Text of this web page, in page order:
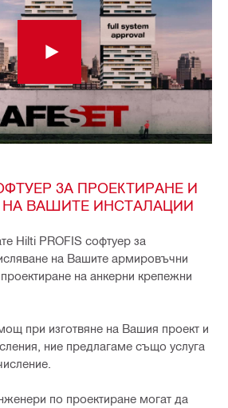
ЗА ПРОЕКТИРАНЕ И
ВАШИТЕ ИНСТАЛАЦИИ
Hilti PROFIS софтуер за
на Вашите армировъчни
на анкерни крепежни
при изготвяне на Вашия проект и
ние предлагаме също услуга
по проектиране могат да